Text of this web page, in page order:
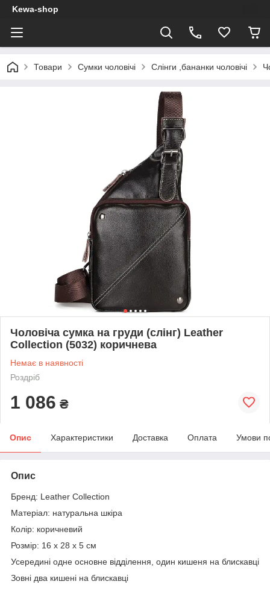
Kewa-shop
Товари Сумки чоловічі Слінги ,бананки чоловічі
Чоловіча сумка на груди (слінг) Leather
Collection (5032) коричнева
Немає в наявності
Роздріб
1 086 ₴
Опис Характеристики Доставка Оплата Умови
Опис
Бренд: Leather Collection
Матеріал: натуральна шкіра
Колір: коричневий
Розмір: 16 x 28 х 5 см
Усередині одне основне відділення, один кишеня на блискавці
Зовні два кишені на блискавці